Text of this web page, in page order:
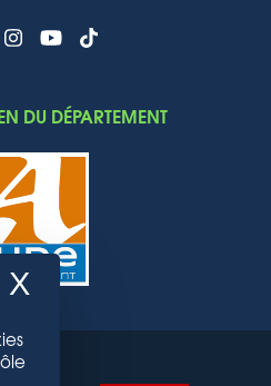
DU DÉPARTEMENT
X Masquer le